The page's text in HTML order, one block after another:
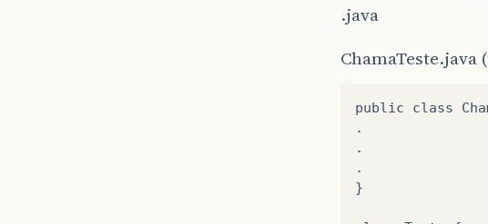
.java
public class
.
.
.
}